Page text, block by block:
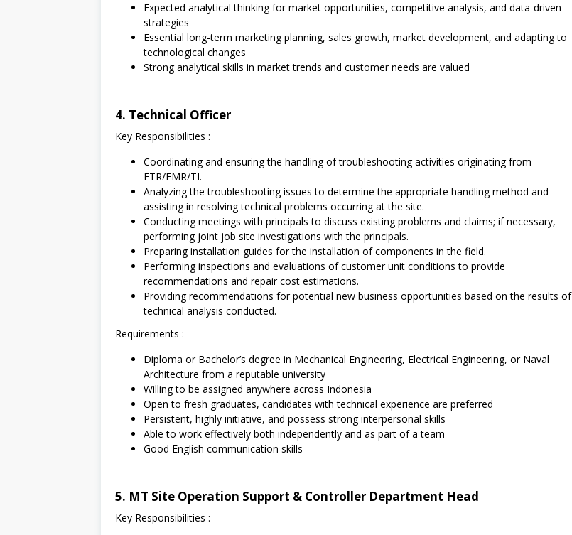
Expected analytical thinking for market opportunities, competitive analysis, and data-driven
strategies
Essential long-term marketing planning, sales growth, market development, and adapting to
technological changes
Strong analytical skills in market trends and customer needs are valued
4. Technical Officer
Key Responsibilities :
Coordinating and ensuring the handling of troubleshooting activities originating from
ETR/EMR/TI.
Analyzing the troubleshooting issues to determine the appropriate handling method and
assisting in resolving technical problems occurring at the site.
Conducting meetings with principals to discuss existing problems and claims; if necessary,
performing joint job site investigations with the principals.
Preparing installation guides for the installation of components in the field.
Performing inspections and evaluations of customer unit conditions to provide
recommendations and repair cost estimations.
Providing recommendations for potential new business opportunities based on the results of
technical analysis conducted.
Requirements :
Diploma or Bachelor’s degree in Mechanical Engineering, Electrical Engineering, or Naval
Architecture from a reputable university
Willing to be assigned anywhere across Indonesia
Open to fresh graduates, candidates with technical experience are preferred
Persistent, highly initiative, and possess strong interpersonal skills
Able to work effectively both independently and as part of a team
Good English communication skills
5. MT Site Operation Support & Controller Department Head
Key Responsibilities :